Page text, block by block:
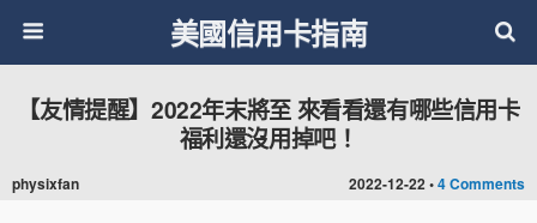
美國信用卡指南
2022-12-22 •4 Comments
【友情提醒】2022年末將至 來看看還有哪些信用卡
福利還沒用掉吧！
physixfan